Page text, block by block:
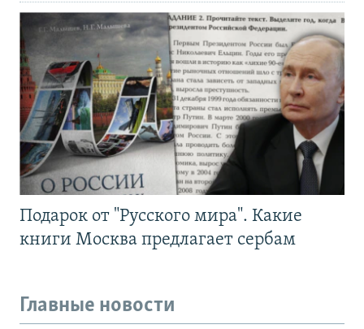
Подарок от "Русского мира". Какие
книги Москва предлагает сербам
Главные новости